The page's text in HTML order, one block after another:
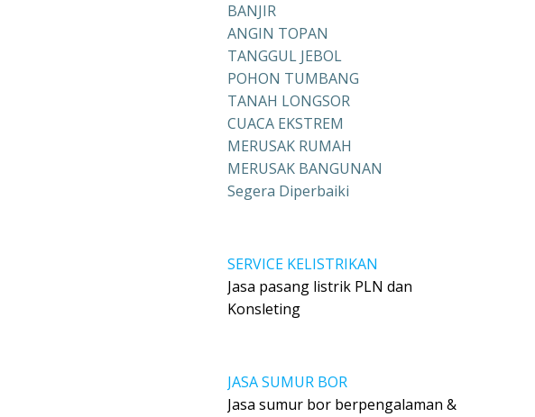
BANJIR
ANGIN TOPAN
TANGGUL JEBOL
POHON TUMBANG
TANAH LONGSOR
CUACA EKSTREM
MERUSAK RUMAH
MERUSAK BANGUNAN
Segera Diperbaiki
SERVICE KELISTRIKAN
Jasa pasang listrik PLN dan
Konsleting
JASA SUMUR BOR
Jasa sumur bor berpengalaman &